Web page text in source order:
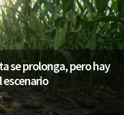
se prolonga, pero hay
escenario